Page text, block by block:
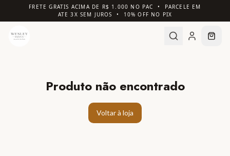
FRETE GRATIS ACIMA DE R$ 1.000 NO PAC • PARCELE EM
ATE 3X SEM JUROS • 10% OFF NO PIX
Produto não encontrado
Voltar à loja